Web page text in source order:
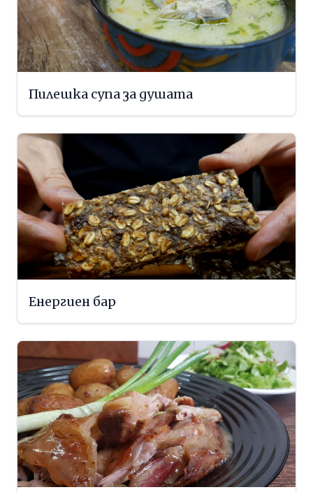
Пилешка супа за душата
Енергиен бар